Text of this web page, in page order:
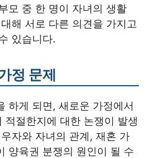
모 중 한 명이 자녀의 생활
해 서로 다른 의견을 가지고
있습니다.
정 문제
하게 되면, 새로운 가정에서
적절한지에 대한 논쟁이 발생
자와 자녀의 관계, 재혼 가
양육권 분쟁의 원인이 될 수